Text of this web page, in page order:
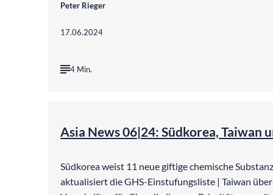
Peter Rieger
17.06.2024
4 Min.
Asia News 06|24: Südkorea, Taiwan
Südkorea weist 11 neue giftige chemische
aktualisiert die GHS-Einstufungsliste | Taiwan